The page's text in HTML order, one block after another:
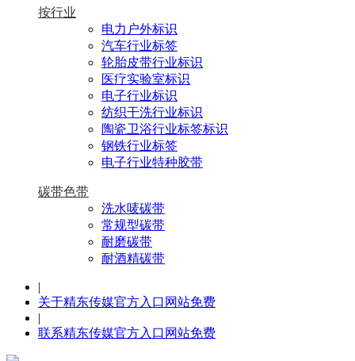
按行业
电力户外标识
汽车行业标签
轮胎皮带行业标识
医疗实验室标识
电子行业标识
纺织干洗行业标识
陶瓷卫浴行业标签标识
钢铁行业标签
电子行业特种胶带
碳带色带
洗水唛碳带
常规型碳带
耐磨碳带
耐酒精碳带
|
关于精东传媒官方入口网站免费
|
联系精东传媒官方入口网站免费